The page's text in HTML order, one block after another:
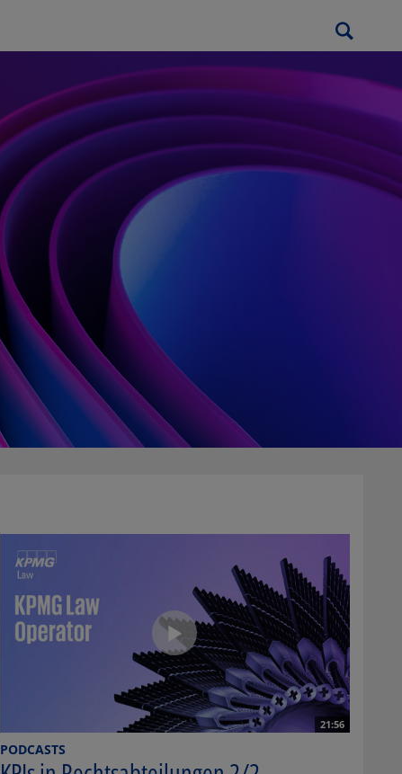
21:56
PODCASTS